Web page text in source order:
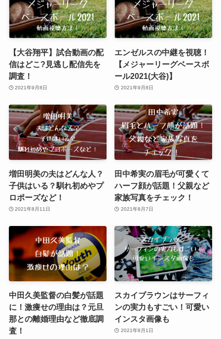
【大谷翔平】試合動画の配
信はどこ?見逃し配信先を
調査！
2021年9月8日
エンゼルスの中継を視聴！
【メジャーリーグベースボ
ール2021(大谷)】
2021年9月8日
増田明美の夫はどんな人？
子供はいる？馴れ初めやプ
ロポーズなど！
2021年8月11日
田中希実の眉毛が可愛くて
ハーフ顔が話題！父親など
家族写真をチェック！
2021年8月7日
中田久美監督の白髪が話題
に！激痩せの理由は？元旦
那との離婚理由など徹底調
査！
スカイブラウンはサーフィ
ンの実力もすごい！可愛い
インスタ画像も
2021年8月1日